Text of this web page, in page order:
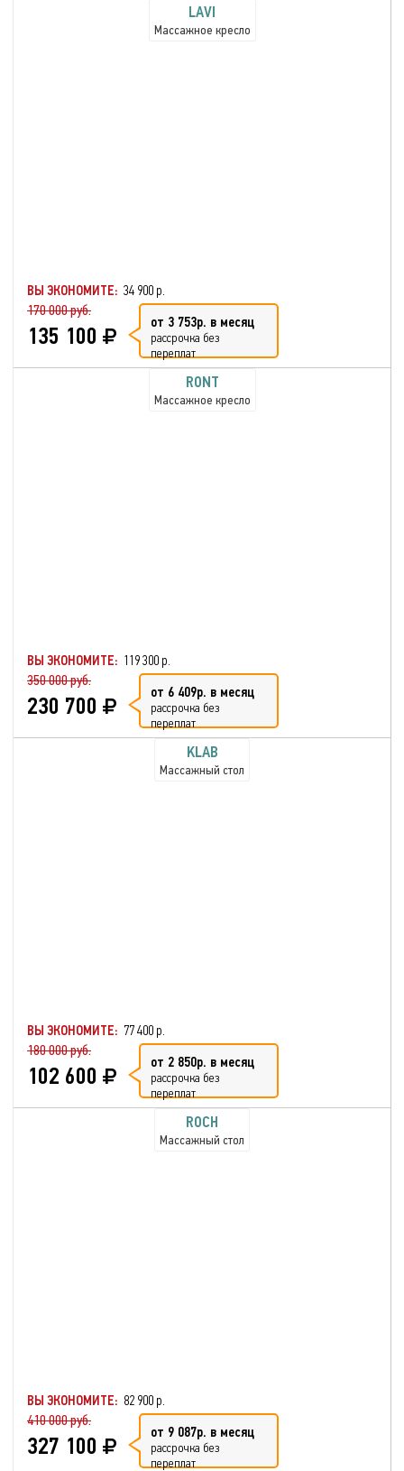
LAVI
Массажное кресло
ВЫ ЭКОНОМИТЕ: 34 900 р.
170 000 руб.
135 100 от 3 753р. в месяц
рассрочка без
переплат
RONT
Массажное кресло
ВЫ ЭКОНОМИТЕ: 119 300 р.
350 000 руб.
230 700 от 6 409р. в месяц
рассрочка без
переплат
KLAB
Массажный стол
ВЫ ЭКОНОМИТЕ: 77 400 р.
180 000 руб.
102 600 от 2 850р. в месяц
рассрочка без
переплат
ROCH
Массажный стол
ВЫ ЭКОНОМИТЕ: 82 900 р.
410 000 руб.
327 100 от 9 087р. в месяц
рассрочка без
переплат